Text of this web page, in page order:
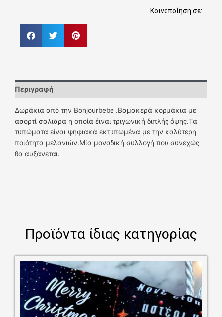
Κοινοποίηση σε:
Περιγραφή
Δωράκια από την Bonjourbebe .Βαμακερά κορμάκια με
ασορτί σαλιάρα η οποία έιναι τριγωνική διπλής όψης.Τα
τυπώματα είναι ψηφιακά εκτυπωμένα με την καλύτερη
ποιότητα μελανιών.Μία μοναδική συλλογή που συνεχώς
θα αυξάνεται.
Προϊόντα ίδιας κατηγορίας